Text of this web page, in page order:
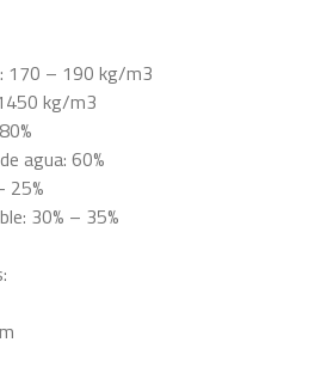
170 – 190 kg/m3
kg/m3
agua: 60%
25%
30% – 35%